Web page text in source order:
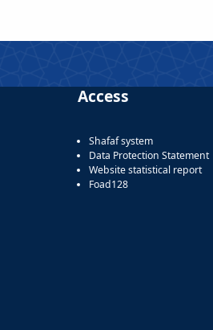
Access
Shafaf system
Data Protection Statement
Website statistical report
Foad128